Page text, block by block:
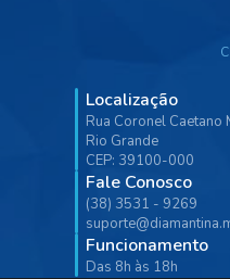
Localização
Rua Coronel Caetano
Rio Grande
CEP: 39100-000
Fale Conosco
(38) 3531 - 9269
Funcionamento
Das 8h às 18h